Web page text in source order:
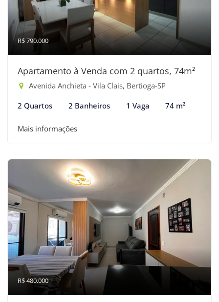
R$ 790.000
Apartamento à Venda com 2 quartos, 74m²
Avenida Anchieta - Vila Clais, Bertioga-SP
2 Quartos 2 Banheiros 1 Vaga 74 m²
Mais informações
R$ 480.000